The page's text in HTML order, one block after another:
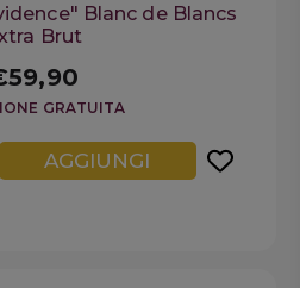
Blanc de Blancs
Brut
GRATUITA
AGGIUNGI